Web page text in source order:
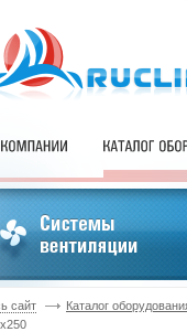
сайт Каталог